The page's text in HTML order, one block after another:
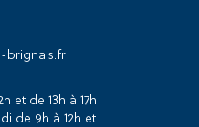
brignais.fr
et de 13h à 17h
de 9h à 12h et